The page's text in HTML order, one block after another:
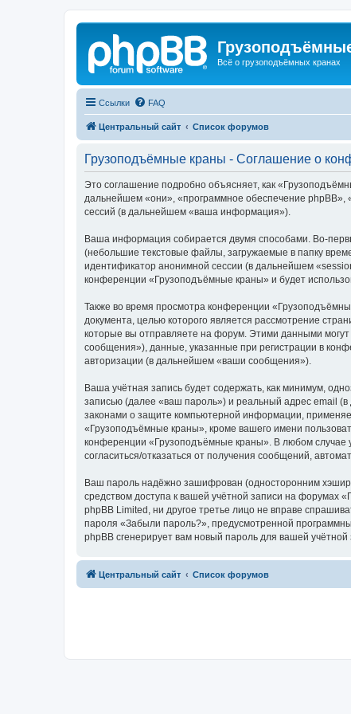
Всё о грузоподъёмных кранах
Ссылки FAQ
Центральный сайт Список форумов
Грузоподъёмные краны - Соглашение о
Это соглашение подробно объясняет, как
дальнейшем «они», «программное обеспечение phpBB»,
сессий (в дальнейшем «ваша информация»).
Ваша информация собирается двумя способами. Во-
(небольшие текстовые файлы, загружаемые в папку
идентификатор анонимной сессии (в дальнейшем
конференции «Грузоподъёмные краны» и будет
Также во время просмотра конференции
документа, целью которого является рассмотрение
которые вы отправляете на форум. Этими данными
сообщения»), данные, указанные при регистрации в
авторизации (в дальнейшем «ваши сообщения»).
Ваша учётная запись будет содержать, как минимум,
записью (далее «ваш пароль») и реальный адрес email
законами о защите компьютерной информации,
«Грузоподъёмные краны», кроме вашего имени
конференции «Грузоподъёмные краны». В любом случае
согласиться/отказаться от получения сообщений,
Ваш пароль надёжно зашифрован (односторонним
средством доступа к вашей учётной записи на форумах
phpBB Limited, ни другое третье лицо не вправе
пароля «Забыли пароль?», предусмотренной
phpBB сгенерирует вам новый пароль для вашей учётной
Центральный сайт Список форумов